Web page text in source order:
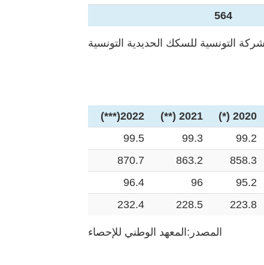
564
التونسية للسكك الحديدية التونسية
2020 (*)
2021 (**)
2022(***)
99.2
99.3
99.5
858.3
863.2
870.7
95.2
96
96.4
223.8
228.5
232.4
المصدر:المعهد الوطني للإحصاء